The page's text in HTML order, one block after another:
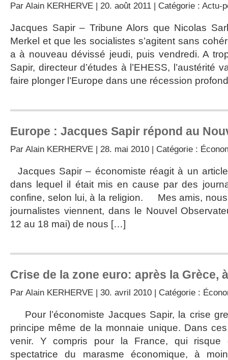
Par Alain KERHERVE | 20. août 2011 | Catégorie : Actu-
Jacques Sapir – Tribune Alors que Nicolas
Merkel et que les socialistes s’agitent sans
a à nouveau dévissé jeudi, puis vendredi. A
Sapir, directeur d’études à l’EHESS, l’austérité
faire plonger l’Europe dans une récession
Europe : Jacques Sapir répond au
Par Alain KERHERVE | 28. mai 2010 | Catégorie :
Jacques Sapir – économiste réagit à un
dans lequel il était mis en cause par des
confine, selon lui, à la religion. Mes amis, nous
journalistes viennent, dans le Nouvel
12 au 18 mai) de nous […]
Crise de la zone euro: après la Grèce,
Par Alain KERHERVE | 30. avril 2010 | Catégorie :
Pour l’économiste Jacques Sapir, la crise
principe même de la monnaie unique. Dans
venir. Y compris pour la France, qui risque
spectatrice du marasme économique, à